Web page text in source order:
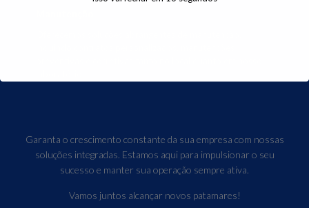
Garanta o crescimento constante da sua empresa com nossas
soluções integradas. Estamos aqui para impulsionar o seu
sucesso e manter sua operação sempre ativa.
Vamos juntos alcançar novos patamares!